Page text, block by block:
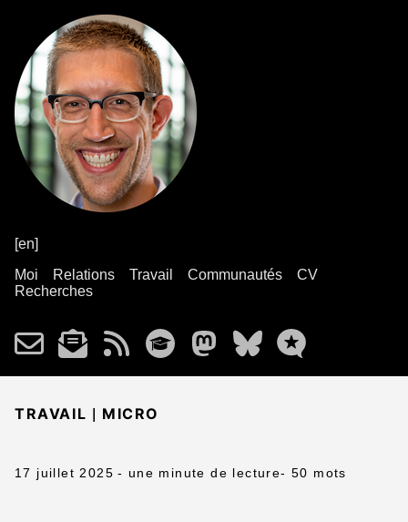
[en]
Moi
Relations Travail Communautés
CV
Recherches
TRAVAIL | MICRO
17 juillet 2025 - une minute de lecture- 50 mots